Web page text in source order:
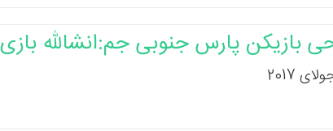
بازیکن پارس جنوبی جم:انشالله